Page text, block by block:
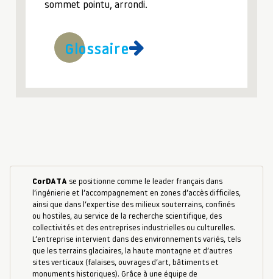
sommet pointu, arrondi.
Glossaire
CorDATA se positionne comme le leader français dans
l’ingénierie et l’accompagnement en zones d’accès difficiles,
ainsi que dans l’expertise des milieux souterrains, confinés
ou hostiles, au service de la recherche scientifique, des
collectivités et des entreprises industrielles ou culturelles.
L’entreprise intervient dans des environnements variés, tels
que les terrains glaciaires, la haute montagne et d’autres
sites verticaux (falaises, ouvrages d’art, bâtiments et
monuments historiques). Grâce à une équipe de